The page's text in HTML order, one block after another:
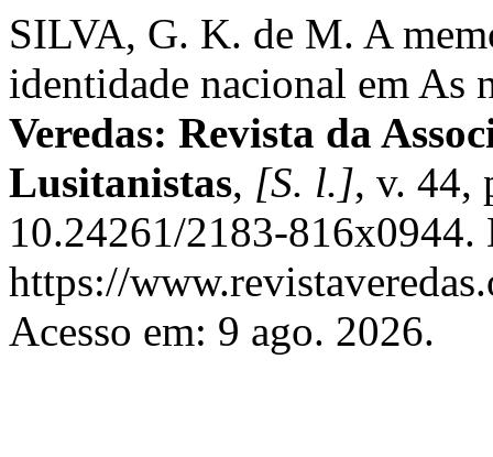
SILVA, G. K. de M. A
identidade nacional em As
Veredas: Revista da
Lusitanistas, [S. l.], v. 44,
10.24261/2183-
https://
Acesso em: 9 ago. 2026.